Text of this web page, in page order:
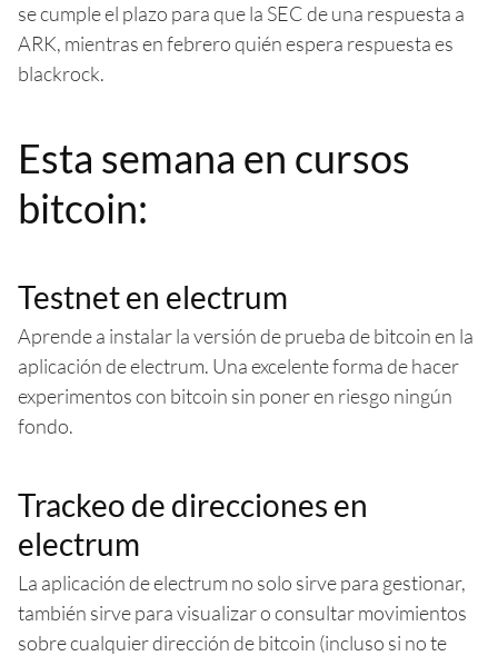
se cumple el plazo para que la SEC de una respuesta a
ARK, mientras en febrero quién espera respuesta es
blackrock.
Esta semana en cursos
bitcoin:
Testnet en electrum
Aprende a instalar la versión de prueba de bitcoin en la
aplicación de electrum. Una excelente forma de hacer
experimentos con bitcoin sin poner en riesgo ningún
fondo.
Trackeo de direcciones en
electrum
La aplicación de electrum no solo sirve para gestionar,
también sirve para visualizar o consultar movimientos
sobre cualquier dirección de bitcoin (incluso si no te